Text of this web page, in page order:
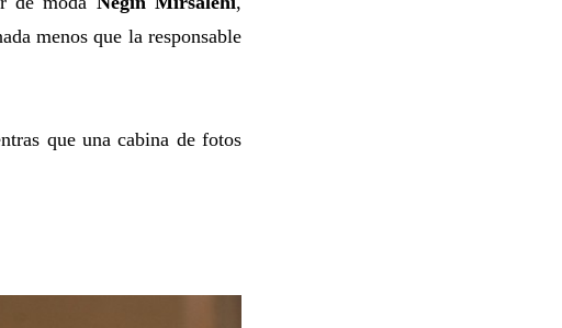
menos que la responsable
que una cabina de fotos